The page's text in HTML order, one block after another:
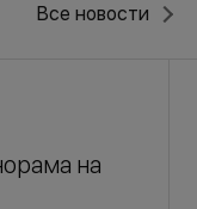
Все новости
на